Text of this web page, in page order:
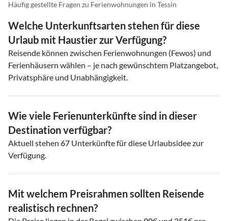
Häufig gestellte Fragen zu Ferienwohnungen in Tessin
Welche Unterkunftsarten stehen für diese
Urlaub mit Haustier zur Verfügung?
Reisende können zwischen Ferienwohnungen (Fewos) und
Ferienhäusern wählen – je nach gewünschtem Platzangebot,
Privatsphäre und Unabhängigkeit.
Wie viele Ferienunterkünfte sind in dieser
Destination verfügbar?
Aktuell stehen 67 Unterkünfte für diese Urlaubsidee zur
Verfügung.
Mit welchem Preisrahmen sollten Reisende
realistisch rechnen?